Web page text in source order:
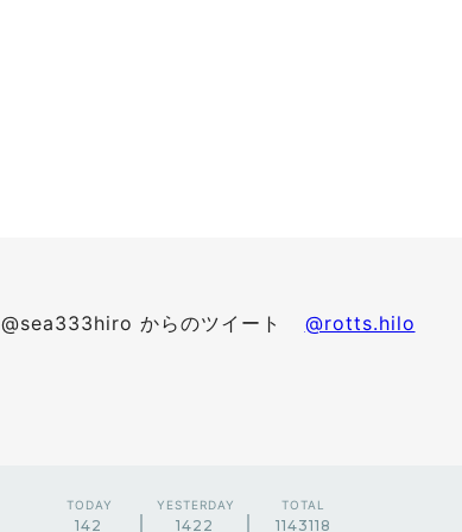
@sea333hiro からのツイート @rotts.hilo
TODAY
142
YESTERDAY
1422
TOTAL
1143118